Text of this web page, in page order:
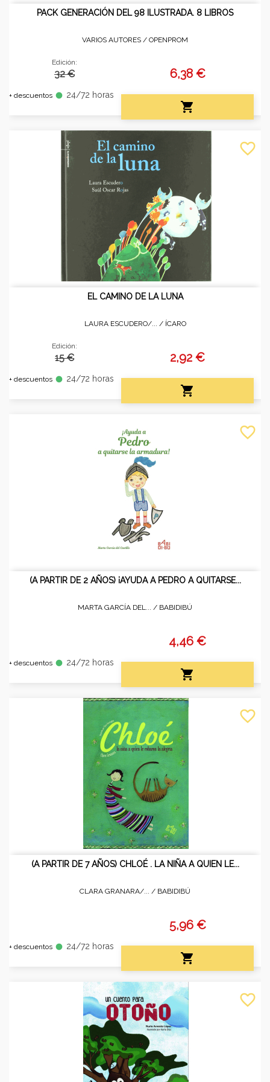
PACK GENERACIÓN DEL 98 ILUSTRADA. 8 LIBROS
VARIOS AUTORES / OPENPROM
Edición:
32 €
+ descuentos fiber_manual_record 24/72 horas
6,38 €

EL CAMINO DE LA LUNA
LAURA ESCUDERO/... / ÍCARO
Edición:
15 €
+ descuentos fiber_manual_record 24/72 horas
2,92 €

favorite_border
(A PARTIR DE 2 AÑOS) ¡AYUDA A PEDRO A QUITARSE...
MARTA GARCÍA DEL... / BABIDIBÚ
+ descuentos fiber_manual_record 24/72 horas
4,46 €

favorite_border
(A PARTIR DE 7 AÑOS) CHLOÉ . LA NIÑA A QUIEN LE...
CLARA GRANARA/... / BABIDIBÚ
+ descuentos fiber_manual_record 24/72 horas
5,96 €

favorite_border
favorite_border